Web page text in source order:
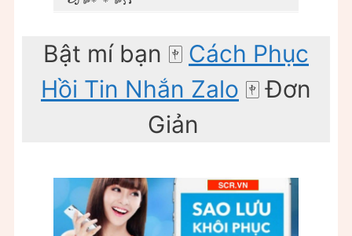
Bật mí bạn ️🀄️ Cách Phục
Hồi Tin Nhắn Zalo 🀄️ Đơn
Giản ️